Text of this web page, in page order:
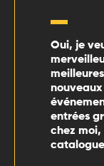
Oui, je
entrées
chez moi,